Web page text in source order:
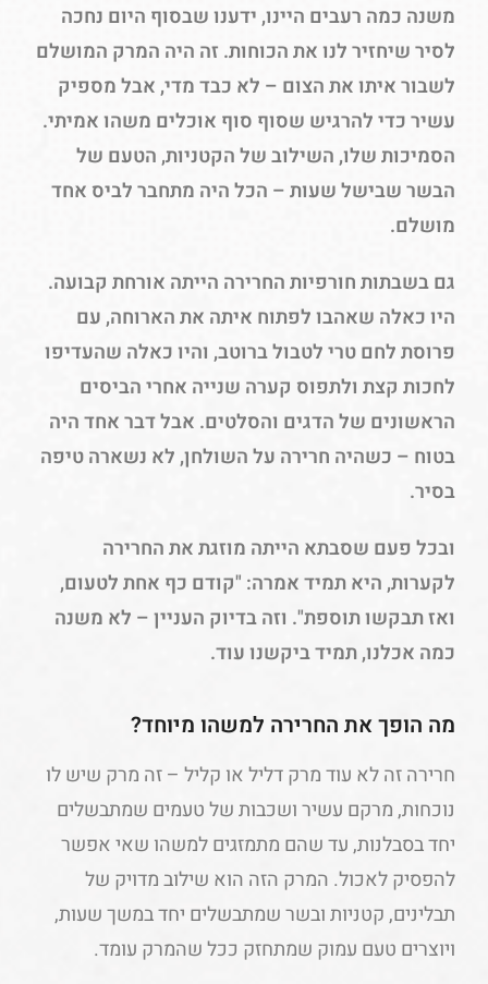
משנה כמה רעבים היינו, ידענו שבסוף היום נחכה
לסיר שיחזיר לנו את הכוחות. זה היה המרק המושלם
לשבור איתו את הצום – לא כבד מדי, אבל מספיק
עשיר כדי להרגיש שסוף סוף אוכלים משהו אמיתי.
הסמיכות שלו, השילוב של הקטניות, הטעם של
הבשר שבישל שעות – הכל היה מתחבר לביס אחד
מושלם.
גם בשבתות חורפיות החרירה הייתה אורחת קבועה.
היו כאלה שאהבו לפתוח איתה את הארוחה, עם
פרוסת לחם טרי לטבול ברוטב, והיו כאלה שהעדיפו
לחכות קצת ולתפוס קערה שנייה אחרי הביסים
הראשונים של הדגים והסלטים. אבל דבר אחד היה
בטוח – כשהיה חרירה על השולחן, לא נשארה טיפה
בסיר.
ובכל פעם שסבתא הייתה מוזגת את החרירה
לקערות, היא תמיד אמרה: "קודם כף אחת לטעום,
ואז תבקשו תוספת". וזה בדיוק העניין – לא משנה
כמה אכלנו, תמיד ביקשנו עוד.
מה הופך את החרירה למשהו מיוחד?
חרירה זה לא עוד מרק דליל או קליל – זה מרק שיש לו
נוכחות, מרקם עשיר ושכבות של טעמים שמתבשלים
יחד בסבלנות, עד שהם מתמזגים למשהו שאי אפשר
להפסיק לאכול. המרק הזה הוא שילוב מדויק של
תבלינים, קטניות ובשר שמתבשלים יחד במשך שעות,
ויוצרים טעם עמוק שמתחזק ככל שהמרק עומד.